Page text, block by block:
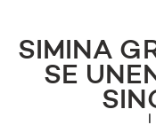
SIMINA
SE